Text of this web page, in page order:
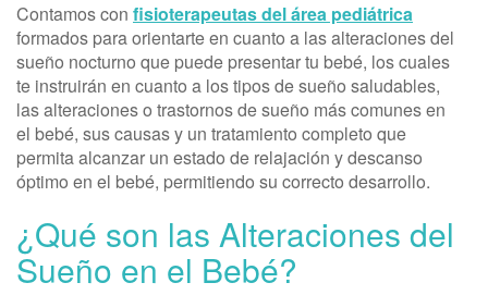
Contamos con fisioterapeutas del área pediátrica
formados para orientarte en cuanto a las alteraciones del
sueño nocturno que puede presentar tu bebé, los cuales
te instruirán en cuanto a los tipos de sueño saludables,
las alteraciones o trastornos de sueño más comunes en
el bebé, sus causas y un tratamiento completo que
permita alcanzar un estado de relajación y descanso
óptimo en el bebé, permitiendo su correcto desarrollo.
¿Qué son las Alteraciones del
Sueño en el Bebé?